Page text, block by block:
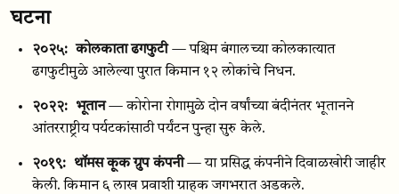
घटना
२०२५: कोलकाता ढगफुटी — पश्चिम बंगालच्या कोलकात्यात
ढगफुटीमुळे आलेल्या पुरात किमान १२ लोकांचे निधन.
२०२२: भूतान — कोरोना रोगामुळे दोन वर्षांच्या बंदीनंतर भूतानने
आंतरराष्ट्रीय पर्यटकांसाठी पर्यंटन पुन्हा सुरु केले.
२०१९: थॉमस कूक ग्रुप कंपनी — या प्रसिद्ध कंपनीने दिवाळखोरी जाहीर
केली. किमान ६ लाख प्रवाशी ग्राहक जगभरात अडकले.